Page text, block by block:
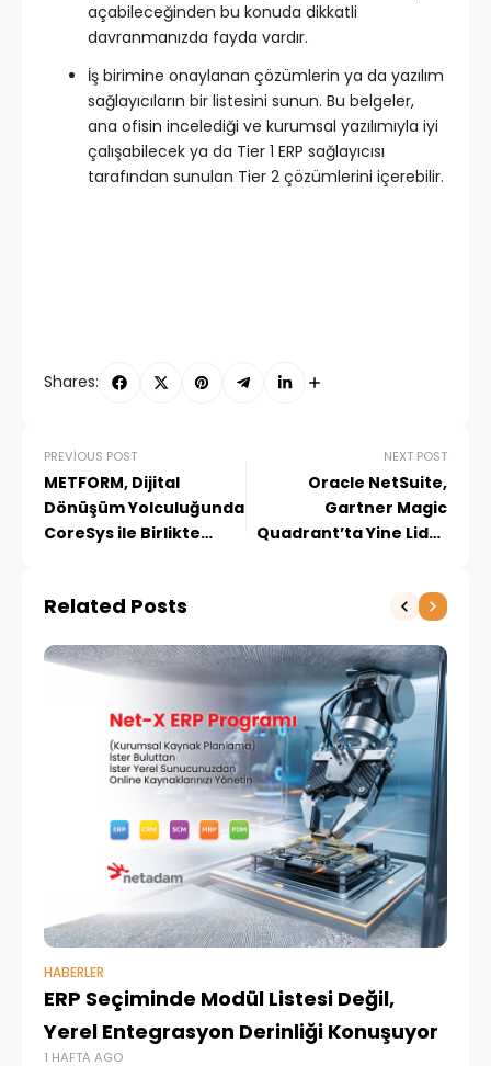
açabileceğinden bu konuda dikkatli
davranmanızda fayda vardır.
İş birimine onaylanan çözümlerin ya da yazılım
sağlayıcıların bir listesini sunun. Bu belgeler,
ana ofisin incelediği ve kurumsal yazılımıyla iyi
çalışabilecek ya da Tier 1 ERP sağlayıcısı
tarafından sunulan Tier 2 çözümlerini içerebilir.
Shares:
PREVIOUS POST
METFORM, Dijital
Dönüşüm Yolculuğunda
CoreSys ile Birlikte
NEXT POST
Oracle NetSuite,
Gartner Magic
Quadrant’ta Yine Lider
Related Posts
HABERLER
ERP Seçiminde Modül Listesi Değil,
Yerel Entegrasyon Derinliği Konuşuyor
1 HAFTA AGO